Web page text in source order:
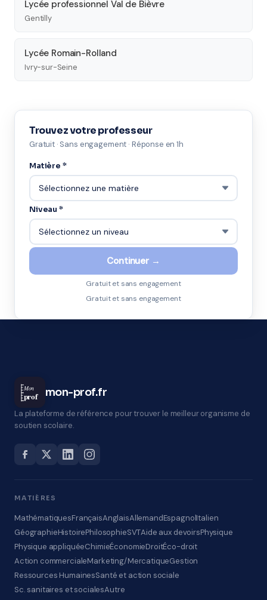
Lycée professionnel Val de Bièvre
Gentilly
Lycée Romain-Rolland
Ivry-sur-Seine
Trouvez votre professeur
Gratuit · Sans engagement · Réponse en 1h
Matière *
Niveau *
Continuer →
Gratuit et sans engagement
Gratuit et sans engagement
Mon
prof mon-prof.fr
La plateforme de référence pour trouver le meilleur organisme de
soutien scolaire.
MATIÈRES
MathématiquesFrançaisAnglaisAllemandEspagnolItalien
GéographieHistoirePhilosophieSVTAide aux devoirsPhysique
Physique appliquéeChimieÉconomieDroitÉco-droit
Action commercialeMarketing/MercatiqueGestion
Ressources HumainesSanté et action sociale
Sc. sanitaires et socialesAutre